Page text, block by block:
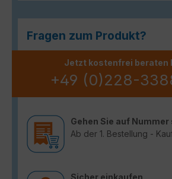
Fragen zum Produkt?
Jetzt kostenfrei beraten
+49 (0)228-
Gehen Sie auf
Ab der 1. Bestellung -
Sicher einkaufen